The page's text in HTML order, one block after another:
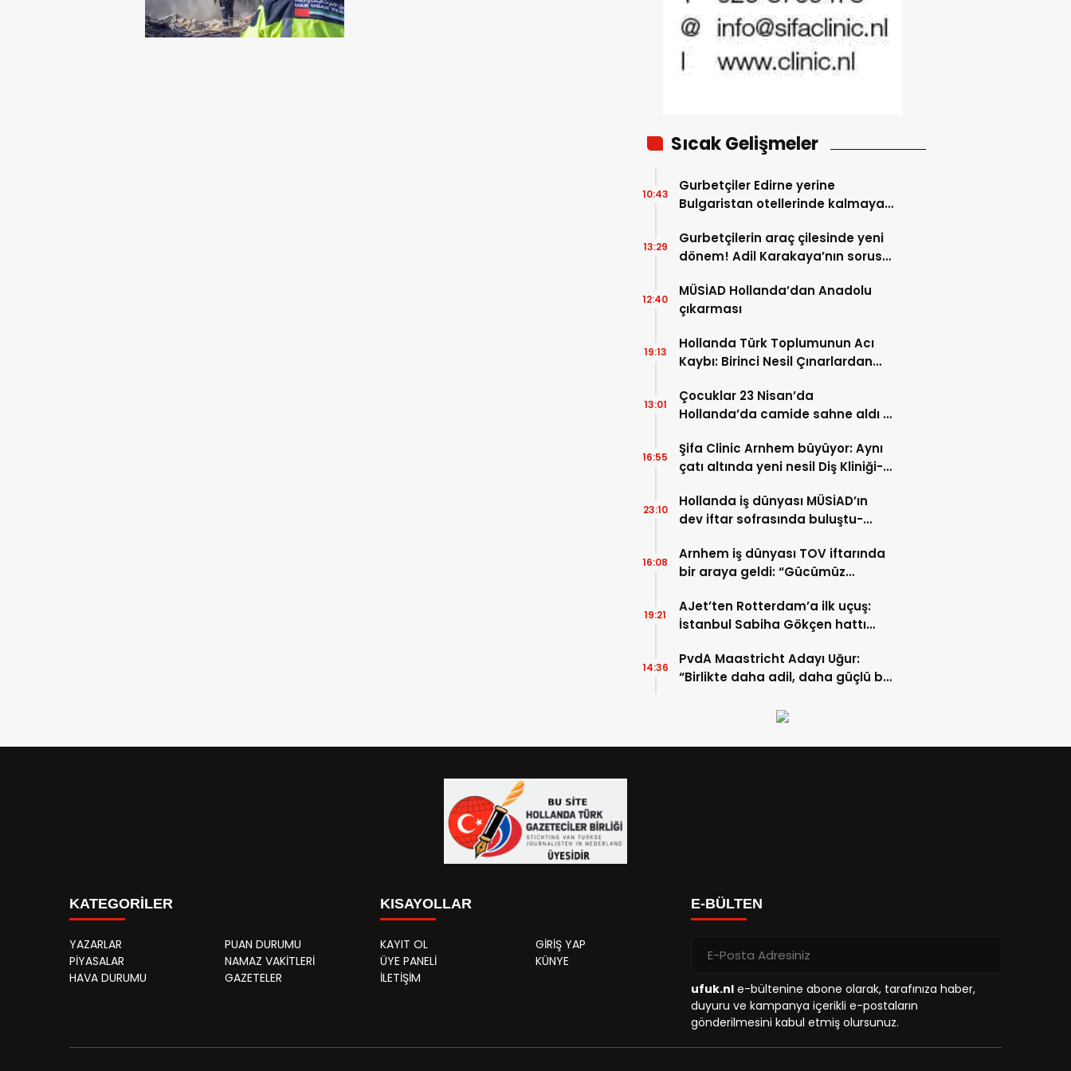
Sıcak Gelişmeler
Gurbetçiler Edirne yerine
Bulgaristan otellerinde kalmaya
10:43
Gurbetçilerin araç çilesinde yeni
dönem! Adil Karakaya’nın sorusu
13:29
MÜSİAD Hollanda’dan Anadolu
çıkarması
12:40
Hollanda Türk Toplumunun Acı
Kaybı: Birinci Nesil Çınarlardan
19:13
Çocuklar 23 Nisan’da
Hollanda’da camide sahne aldı –
13:01
Şifa Clinic Arnhem büyüyor: Aynı
çatı altında yeni nesil Diş Kliniği-
16:55
Hollanda iş dünyası MÜSİAD’ın
dev iftar sofrasında buluştu-
23:10
Arnhem iş dünyası TOV iftarında
bir araya geldi: “Gücümüz
16:08
AJet’ten Rotterdam’a ilk uçuş:
İstanbul Sabiha Gökçen hattı
19:21
PvdA Maastricht Adayı Uğur:
“Birlikte daha adil, daha güçlü bir
14:36
KATEGORİLER
YAZARLAR
PUAN DURUMU
PİYASALAR
NAMAZ VAKİTLERİ
HAVA DURUMU
GAZETELER
KISAYOLLAR
KAYIT OL
GİRİŞ YAP
ÜYE PANELİ
KÜNYE
İLETİŞİM
E-BÜLTEN
ufuk.nl e-bültenine abone olarak, tarafınıza haber,
duyuru ve kampanya içerikli e-postaların
gönderilmesini kabul etmiş olursunuz.